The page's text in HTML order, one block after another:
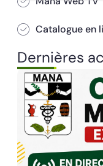
Catalogue en
Dernières